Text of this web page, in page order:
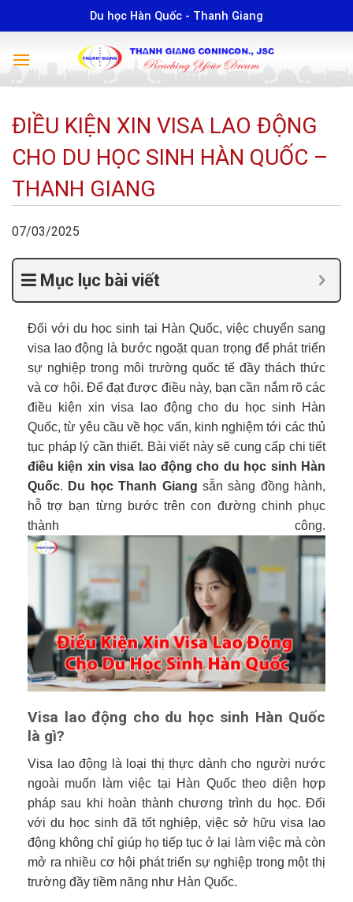
to
Du học Hàn Quốc - Thanh Giang
ĐIỀU KIỆN XIN VISA LAO ĐỘNG
CHO DU HỌC SINH HÀN QUỐC –
THANH GIANG
07/03/2025
Mục lục bài viết
Đối với du học sinh tại Hàn Quốc, việc chuyển sang
visa lao động là bước ngoặt quan trọng để phát triển
sự nghiệp trong môi trường quốc tế đầy thách thức
và cơ hội. Để đạt được điều này, bạn cần nắm rõ các
điều kiện xin visa lao động cho du học sinh Hàn
Quốc, từ yêu cầu về học vấn, kinh nghiệm tới các thủ
tục pháp lý cần thiết. Bài viết này sẽ cung cấp chi tiết
điều kiện xin visa lao động cho du học sinh Hàn
Quốc. Du học Thanh Giang sẵn sàng đồng hành,
hỗ trợ bạn từng bước trên con đường chinh phục
thành công.
Visa lao động cho du học sinh Hàn Quốc
là gì?
Visa lao động là loại thị thực dành cho người nước
ngoài muốn làm việc tại Hàn Quốc theo diện hợp
pháp sau khi hoàn thành chương trình du học. Đối
với du học sinh đã tốt nghiệp, việc sở hữu visa lao
động không chỉ giúp họ tiếp tục ở lại làm việc mà còn
mở ra nhiều cơ hội phát triển sự nghiệp trong một thị
trường đầy tiềm năng như Hàn Quốc.